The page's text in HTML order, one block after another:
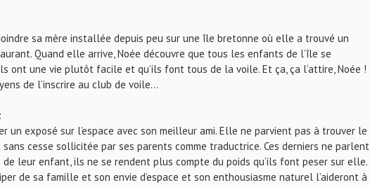
sa mère installée depuis peu sur une île bretonne où elle a trouvé un
Quand elle arrive, Noée découvre que tous les enfants de l’île se
ont une vie plutôt facile et qu’ils font tous de la voile. Et ça, ça l’attire, Noée !
de l’inscrire au club de voile…
un exposé sur l’espace avec son meilleur ami. Elle ne parvient pas à trouver le
sans cesse sollicitée par ses parents comme traductrice. Ces derniers ne parlent
leur enfant, ils ne se rendent plus compte du poids qu’ils font peser sur elle.
de sa famille et son envie d’espace et son enthousiasme naturel l’aideront à